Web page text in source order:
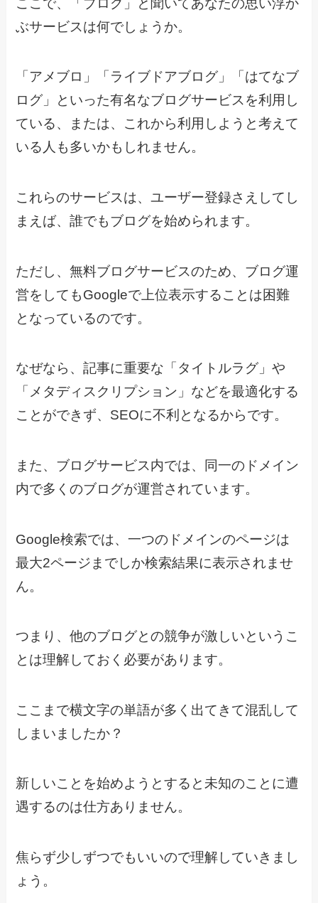
ここで、「ブログ」と聞いてあなたの思い浮か
ぶサービスは何でしょうか。
「アメブロ」「ライブドアブログ」「はてなブ
ログ」といった有名なブログサービスを利用し
ている、または、これから利用しようと考えて
いる人も多いかもしれません。
これらのサービスは、ユーザー登録さえしてし
まえば、誰でもブログを始められます。
ただし、無料ブログサービスのため、ブログ運
営をしてもGoogleで上位表示することは困難
となっているのです。
なぜなら、記事に重要な「タイトルラグ」や
「メタディスクリプション」などを最適化する
ことができず、SEOに不利となるからです。
また、ブログサービス内では、同一のドメイン
内で多くのブログが運営されています。
Google検索では、一つのドメインのページは
最大2ページまでしか検索結果に表示されませ
ん。
つまり、他のブログとの競争が激しいというこ
とは理解しておく必要があります。
ここまで横文字の単語が多く出てきて混乱して
しまいましたか？
新しいことを始めようとすると未知のことに遭
遇するのは仕方ありません。
焦らず少しずつでもいいので理解していきまし
ょう。